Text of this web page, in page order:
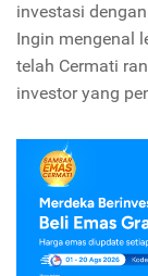
investasi
Ingin mengenal
telah Cermati
investor yang